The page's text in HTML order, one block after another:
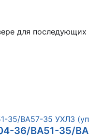
для
36/ВА51-35/